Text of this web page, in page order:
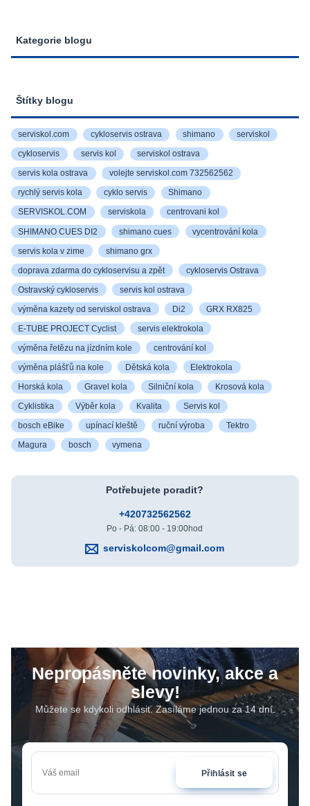
Kategorie blogu
Štítky blogu
serviskol.com cykloservis ostrava shimano serviskol
cykloservis servis kol serviskol ostrava
servis kola ostrava volejte serviskol.com 732562562
rychlý servis kola cyklo servis Shimano
SERVISKOL.COM serviskola centrovani kol
SHIMANO CUES DI2 shimano cues vycentrování kola
servis kola v zime shimano grx
doprava zdarma do cykloservisu a zpět cykloservis Ostrava
Ostravský cykloservis servis kol ostrava
výměna kazety od serviskol ostrava Di2 GRX RX825
E-TUBE PROJECT Cyclist servis elektrokola
výměna řetězu na jízdním kole centrování kol
výměna plášťů na kole Dětská kola Elektrokola
Horská kola Gravel kola Silniční kola Krosová kola
Cyklistika Výběr kola Kvalita Servis kol
bosch eBike upínací kleště ruční výroba Tektro
Magura bosch vymena
Potřebujete poradit?
+420732562562
Po - Pá: 08:00 - 19:00hod
serviskolcom@gmail.com
Nepropásněte novinky, akce a
slevy!
Můžete se kdykoli odhlásit. Zasíláme jednou za 14 dní.
Přihlásit se